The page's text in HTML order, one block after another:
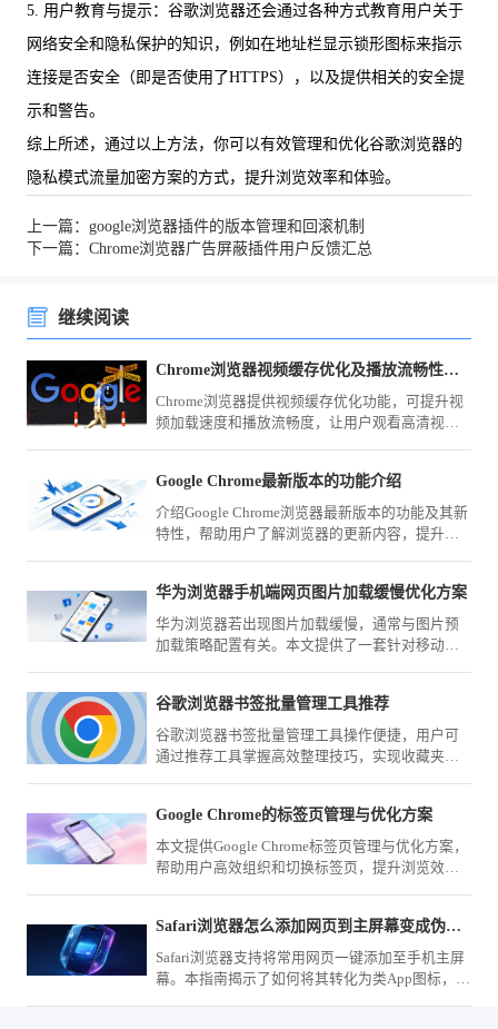
5. 用户教育与提示：谷歌浏览器还会通过各种方式教育用户关于
网络安全和隐私保护的知识，例如在地址栏显示锁形图标来指示
连接是否安全（即是否使用了HTTPS），以及提供相关的安全提
示和警告。
综上所述，通过以上方法，你可以有效管理和优化谷歌浏览器的
隐私模式流量加密方案的方式，提升浏览效率和体验。
上一篇：google浏览器插件的版本管理和回滚机制
下一篇：Chrome浏览器广告屏蔽插件用户反馈汇总
继续阅读
Chrome浏览器视频缓存优化及播放流畅性技巧
Chrome浏览器提供视频缓存优化功能，可提升视
频加载速度和播放流畅度，让用户观看高清视频
Google Chrome最新版本的功能介绍
介绍Google Chrome浏览器最新版本的功能及其新
特性，帮助用户了解浏览器的更新内容，提升使
华为浏览器手机端网页图片加载缓慢优化方案
华为浏览器若出现图片加载缓慢，通常与图片预
加载策略配置有关。本文提供了一套针对移动网
谷歌浏览器书签批量管理工具推荐
谷歌浏览器书签批量管理工具操作便捷，用户可
通过推荐工具掌握高效整理技巧，实现收藏夹分
Google Chrome的标签页管理与优化方案
本文提供Google Chrome标签页管理与优化方案，
帮助用户高效组织和切换标签页，提升浏览效
Safari浏览器怎么添加网页到主屏幕变成伪应用
Safari浏览器支持将常用网页一键添加至手机主屏
幕。本指南揭示了如何将其转化为类App图标，实